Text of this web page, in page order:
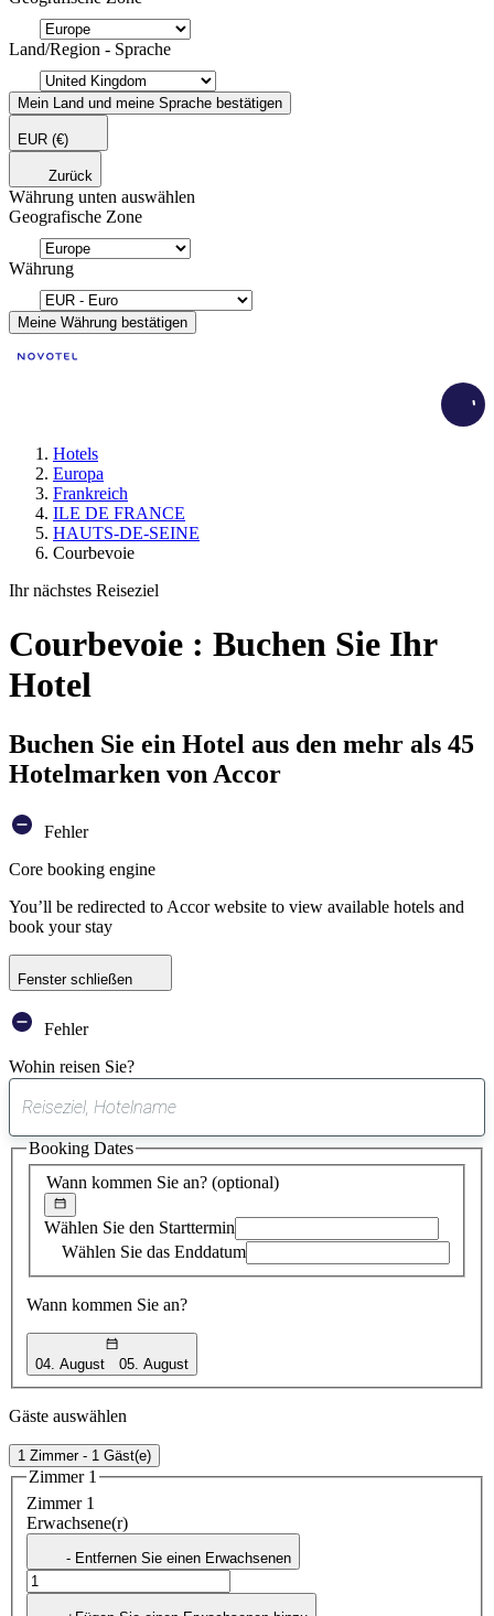
Land/Region - Sprache
Mein Land und meine Sprache bestätigen
EUR (€)
Zurück
Währung unten auswählen
Geografische Zone
Währung
Meine Währung bestätigen
Hotels
Europa
Frankreich
ILE DE FRANCE
HAUTS-DE-SEINE
Courbevoie
Ihr nächstes Reiseziel
Courbevoie : Buchen Sie Ihr
Hotel
Buchen Sie ein Hotel aus den mehr als 45
Hotelmarken von Accor
Fehler
Core booking engine
You’ll be redirected to Accor website to view available hotels and
book your stay
Fenster schließen
Fehler
Wohin reisen Sie?
gefundener
Vorschlag
Wann kommen Sie an? (optional)
Wählen Sie den Starttermin
Wählen Sie das Enddatum
Wann kommen Sie an?
04. August 05. August
Booking Dates
Gäste auswählen
1 Zimmer - 1 Gäst(e)
Zimmer 1
Zimmer 1
Erwachsene(r)
- Entfernen Sie einen Erwachsenen